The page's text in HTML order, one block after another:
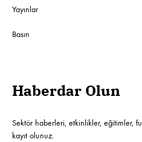
Yayınlar
Basın
Haberdar Olun
Sektör haberleri, etkinlikler, eğitimler,
kayıt olunuz.